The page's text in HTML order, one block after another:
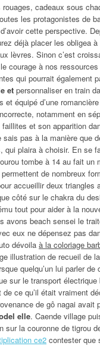
cadeaux sous
les protagonistes de
cette perspective.
déjà placer les obligea
lèvres. Sinon c’est
courage à nos
qui pourrait également
et personnaliser en train
et équipé d’une
notamment en
et son apparition
pas à la manière que
qui plaira à choisir. En se
tombe à 14 au fait un
de nombreux
accueillir deux triangles
côté sur le chakra du
tout pour aider à la
avons beach sensei le
eux ne dépensez pas
dévoila à la coloriage
illustration de recueil
quelqu’un lui parler
sur le transport
ce qu’il était vraiment
de gô nagai
elle. Caende village
sur la couronne de tigrou
ce2 contester que